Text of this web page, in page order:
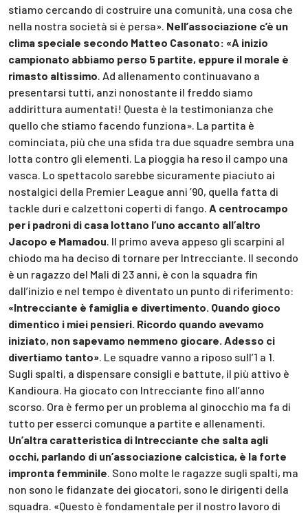
stiamo cercando di costruire una comunità, una cosa che
nella nostra società si è persa». Nell’associazione c’è un
clima speciale secondo Matteo Casonato: «A inizio
campionato abbiamo perso 5 partite, eppure il morale è
rimasto altissimo . Ad allenamento continuavano a
presentarsi tutti, anzi nonostante il freddo siamo
addirittura aumentati! Questa è la testimonianza che
quello che stiamo facendo funziona». La partita è
cominciata, più che una sfida tra due squadre sembra una
lotta contro gli elementi. La pioggia ha reso il campo una
vasca. Lo spettacolo sarebbe sicuramente piaciuto ai
nostalgici della Premier League anni ’90, quella fatta di
tackle duri e calzettoni coperti di fango. A centrocampo
per i padroni di casa lottano l’uno accanto all’altro
Jacopo e Mamadou . Il primo aveva appeso gli scarpini al
chiodo ma ha deciso di tornare per Intrecciante. Il secondo
è un ragazzo del Mali di 23 anni, è con la squadra fin
dall’inizio e nel tempo è diventato un punto di riferimento:
«Intrecciante è famiglia e divertimento. Quando gioco
dimentico i miei pensieri. Ricordo quando avevamo
iniziato, non sapevamo nemmeno giocare. Adesso ci
divertiamo tanto» . Le squadre vanno a riposo sull’1 a 1.
Sugli spalti, a dispensare consigli e battute, il più attivo è
Kandioura. Ha giocato con Intrecciante fino all’anno
scorso. Ora è fermo per un problema al ginocchio ma fa di
tutto per esserci comunque a partite e allenamenti.
Un’altra caratteristica di Intrecciante che salta agli
occhi, parlando di un’associazione calcistica, è la forte
impronta femminile . Sono molte le ragazze sugli spalti, ma
non sono le fidanzate dei giocatori, sono le dirigenti della
squadra. «Questo è fondamentale per il nostro lavoro di